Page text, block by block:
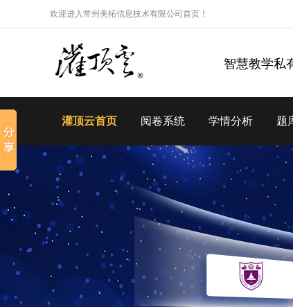
欢迎进入常州美拓信息技术有限公司首页！
智慧教学私
灌顶云首页 阅卷系统 学情分析 题